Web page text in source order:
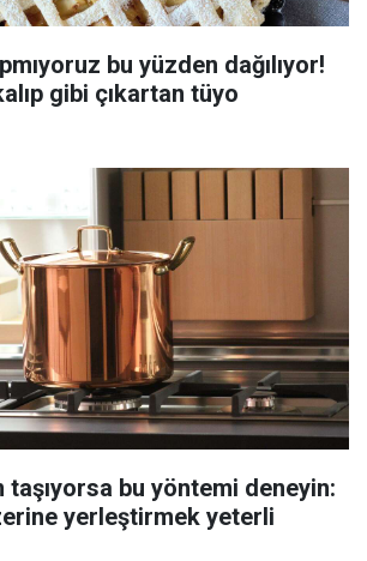
bu yüzden dağılıyor!
gibi çıkartan tüyo
taşıyorsa bu yöntemi deneyin:
yerleştirmek yeterli